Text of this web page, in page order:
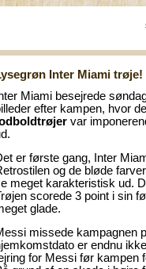
Inter Miami trøje!
Miami besejrede
efter kampen, hvor
var
er første gang, Inter
og de bløde
meget karakteristisk ud.
scorede 3 point i sin
glade.
missede kampagnen
er endnu
for Messi før kampen